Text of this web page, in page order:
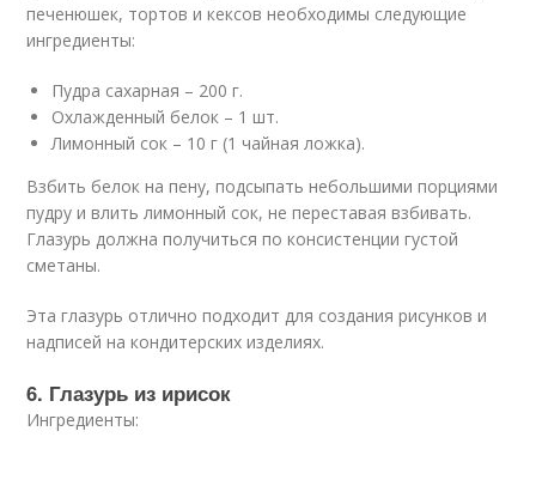
печенюшек, тортов и кексов необходимы следующие
ингредиенты:
Пудра сахарная – 200 г.
Охлажденный белок – 1 шт.
Лимонный сок – 10 г (1 чайная ложка).
Взбить белок на пену, подсыпать небольшими порциями
пудру и влить лимонный сок, не переставая взбивать.
Глазурь должна получиться по консистенции густой
сметаны.
Эта глазурь отлично подходит для создания рисунков и
надписей на кондитерских изделиях.
6. Глазурь из ирисок
Ингредиенты: